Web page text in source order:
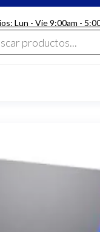
Lun - Vie 9:00am -